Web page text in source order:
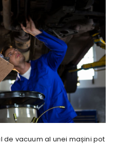
vacuum al unei mașini pot